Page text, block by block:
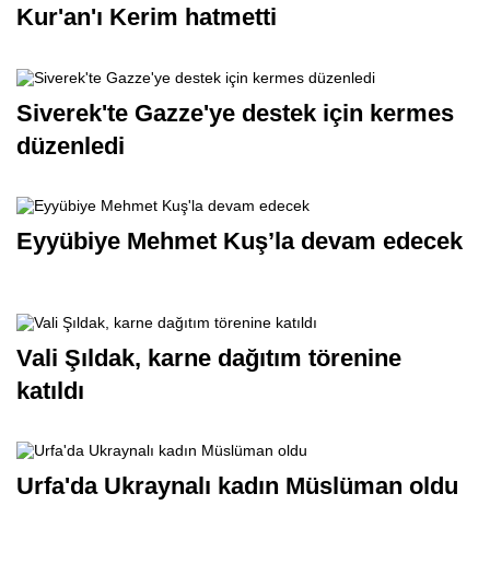
Kur'an'ı Kerim hatmetti
Siverek'te Gazze'ye destek için kermes
düzenledi
Eyyübiye Mehmet Kuş’la devam edecek
Vali Şıldak, karne dağıtım törenine
katıldı
Urfa'da Ukraynalı kadın Müslüman oldu